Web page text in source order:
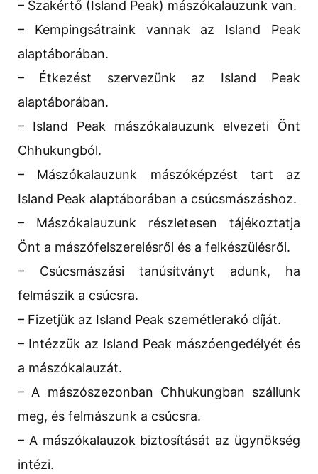
– Szakértő (Island Peak) mászókalauzunk van.
– Kempingsátraink vannak az Island Peak
alaptáborában.
– Étkezést szervezünk az Island Peak
alaptáborában.
– Island Peak mászókalauzunk elvezeti Önt
Chhukungból.
– Mászókalauzunk mászóképzést tart az
Island Peak alaptáborában a csúcsmászáshoz.
– Mászókalauzunk részletesen tájékoztatja
Önt a mászófelszerelésről és a felkészülésről.
– Csúcsmászási tanúsítványt adunk, ha
felmászik a csúcsra.
– Fizetjük az Island Peak szemétlerakó díját.
– Intézzük az Island Peak mászóengedélyét és
a mászókalauzát.
– A mászószezonban Chhukungban szállunk
meg, és felmászunk a csúcsra.
– A mászókalauzok biztosítását az ügynökség
intézi.